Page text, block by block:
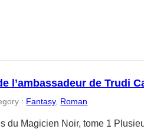
l’ambassadeur de Trudi
: Fantasy, Roman
du Magicien Noir, tome 1